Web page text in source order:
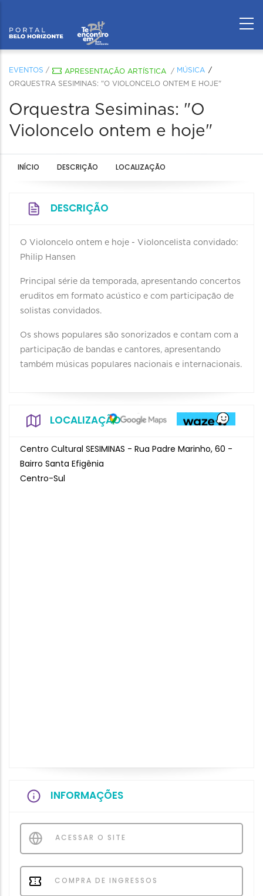
EVENTOS / APRESENTAÇÃO ARTÍSTICA / MÚSICA
ORQUESTRA SESIMINAS: "O VIOLONCELO ONTEM E HOJE"
Orquestra Sesiminas: "O
Violoncelo ontem e hoje"
INÍCIO DESCRIÇÃO LOCALIZAÇÃO
DESCRIÇÃO
O Violoncelo ontem e hoje - Violoncelista convidado:
Philip Hansen
Principal série da temporada, apresentando concertos
eruditos em formato acústico e com participação de
solistas convidados.
Os shows populares são sonorizados e contam com a
participação de bandas e cantores, apresentando
também músicas populares nacionais e internacionais.
LOCALIZAÇÃO
Centro Cultural SESIMINAS - Rua Padre Marinho, 60 -
Bairro Santa Efigênia
Centro-Sul
INFORMAÇÕES
ACESSAR O SITE
COMPRA DE INGRESSOS